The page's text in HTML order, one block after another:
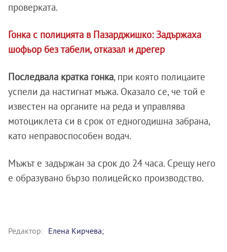
проверката.
Гонка с полицията в Пазарджишко: Задържаха
шофьор без табели, отказал и дрегер
Последвала кратка гонка, при която полицаите
успели да настигнат мъжа. Оказало се, че той е
известен на органите на реда и управлява
мотоциклета си в срок от едногодишна забрана,
като неправоспособен водач.
Мъжът е задържан за срок до 24 часа. Срещу него
е образувано бързо полицейско производство.
Редактор: Елена Кирчева;